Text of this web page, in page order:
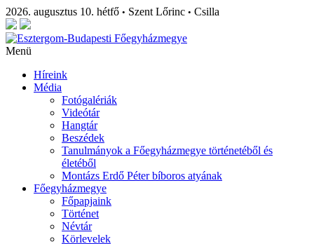
2026. augusztus 10. hétfő • Szent Lőrinc • Csilla
Menü
Híreink
Média
Fotógalériák
Videótár
Hangtár
Beszédek
Tanulmányok a Főegyházmegye történetéből és
életéből
Montázs Erdő Péter bíboros atyának
Főegyházmegye
Főpapjaink
Történet
Névtár
Körlevelek